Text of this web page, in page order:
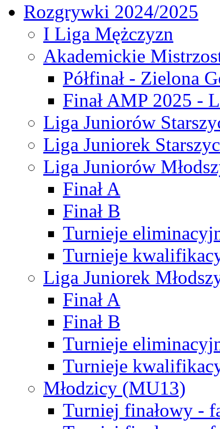
Rozgrywki 2024/2025
I Liga Mężczyzn
Akademickie
Półfinał - Zielona
Finał AMP 2025 -
Liga Juniorów
Liga Juniorek
Liga Juniorów
Finał A
Finał B
Turnieje
Turnieje
Liga Juniorek
Finał A
Finał B
Turnieje
Turnieje
Młodzicy (MU13)
Turniej finałowy -